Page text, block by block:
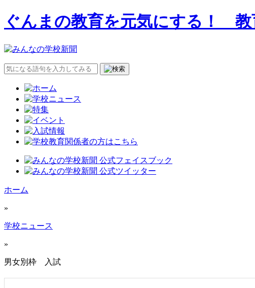
ぐんまの教育を元気にする！ 教
ホーム
»
学校ニュース
»
男女別枠 入試